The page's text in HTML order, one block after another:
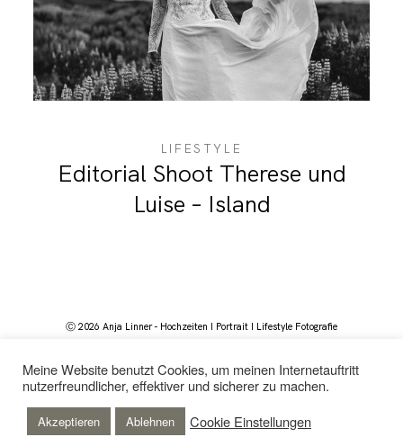
LIFESTYLE
Editorial Shoot Therese und
Luise – Island
Ⓒ 2026 Anja Linner - Hochzeiten I Portrait I Lifestyle Fotografie
Nach Oben
Meine Website benutzt Cookies, um meinen Internetauftritt
nutzerfreundlicher, effektiver und sicherer zu machen.
Akzeptieren Ablehnen Cookie Einstellungen